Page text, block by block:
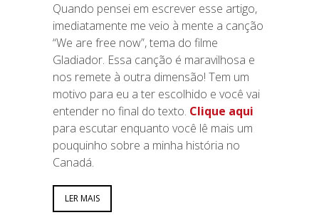
Quando pensei em escrever esse artigo,
imediatamente me veio à mente a canção
“We are free now”, tema do filme
Gladiador. Essa canção é maravilhosa e
nos remete à outra dimensão! Tem um
motivo para eu a ter escolhido e você vai
entender no final do texto. Clique aqui
para escutar enquanto você lê mais um
pouquinho sobre a minha história no
Canadá.
LER MAIS